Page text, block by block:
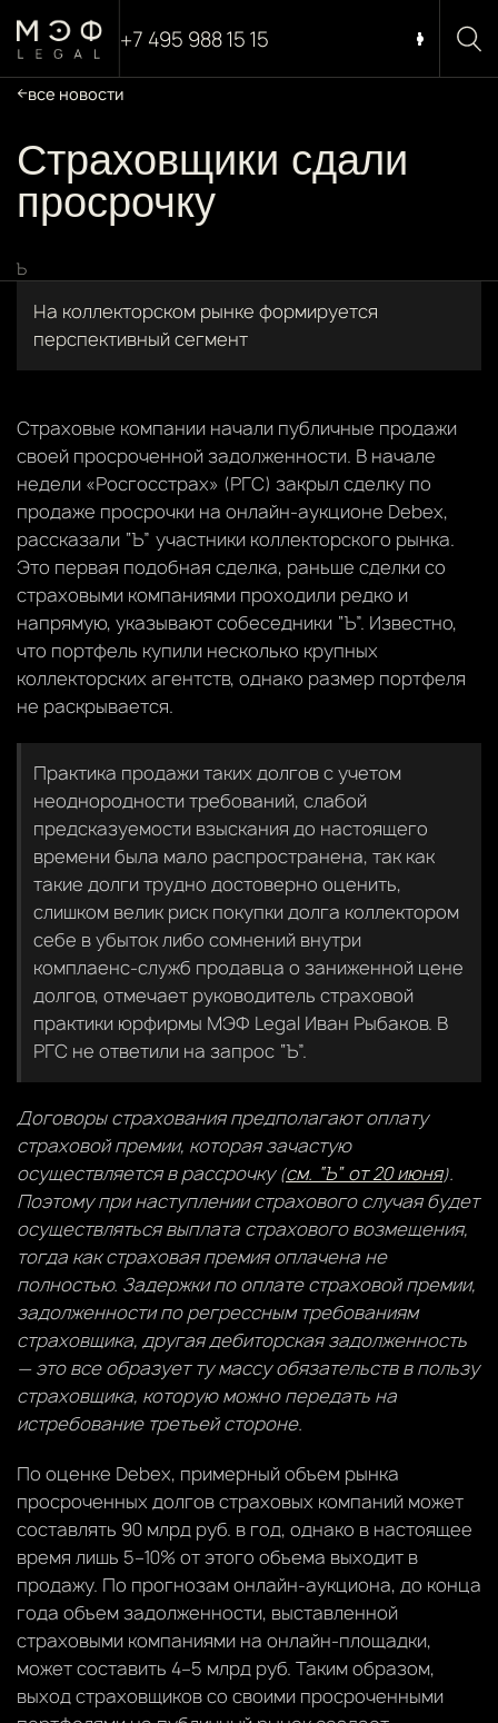
+7 495 988 15 15
все новости
Страховщики сдали
просрочку
Ъ
На коллекторском рынке формируется
перспективный сегмент
Страховые компании начали публичные продажи
своей просроченной задолженности. В начале
недели «Росгосстрах» (РГС) закрыл сделку по
продаже просрочки на онлайн-аукционе Debeх,
рассказали “Ъ” участники коллекторского рынка.
Это первая подобная сделка, раньше сделки со
страховыми компаниями проходили редко и
напрямую, указывают собеседники “Ъ”. Известно,
что портфель купили несколько крупных
коллекторских агентств, однако размер портфеля
не раскрывается.
Практика продажи таких долгов с учетом
неоднородности требований, слабой
предсказуемости взыскания до настоящего
времени была мало распространена, так как
такие долги трудно достоверно оценить,
слишком велик риск покупки долга коллектором
себе в убыток либо сомнений внутри
комплаенс-служб продавца о заниженной цене
долгов, отмечает руководитель страховой
практики юрфирмы МЭФ Legal Иван Рыбаков. В
РГС не ответили на запрос “Ъ”.
Договоры страхования предполагают оплату
страховой премии, которая зачастую
осуществляется в рассрочку (см. “Ъ” от 20 июня).
Поэтому при наступлении страхового случая будет
осуществляться выплата страхового возмещения,
тогда как страховая премия оплачена не
полностью. Задержки по оплате страховой премии,
задолженности по регрессным требованиям
страховщика, другая дебиторская задолженность
— это все образует ту массу обязательств в пользу
страховщика, которую можно передать на
истребование третьей стороне.
По оценке Debex, примерный объем рынка
просроченных долгов страховых компаний может
составлять 90 млрд руб. в год, однако в настоящее
время лишь 5–10% от этого объема выходит в
продажу. По прогнозам онлайн-аукциона, до конца
года объем задолженности, выставленной
страховыми компаниями на онлайн-площадки,
может составить 4–5 млрд руб. Таким образом,
выход страховщиков со своими просроченными